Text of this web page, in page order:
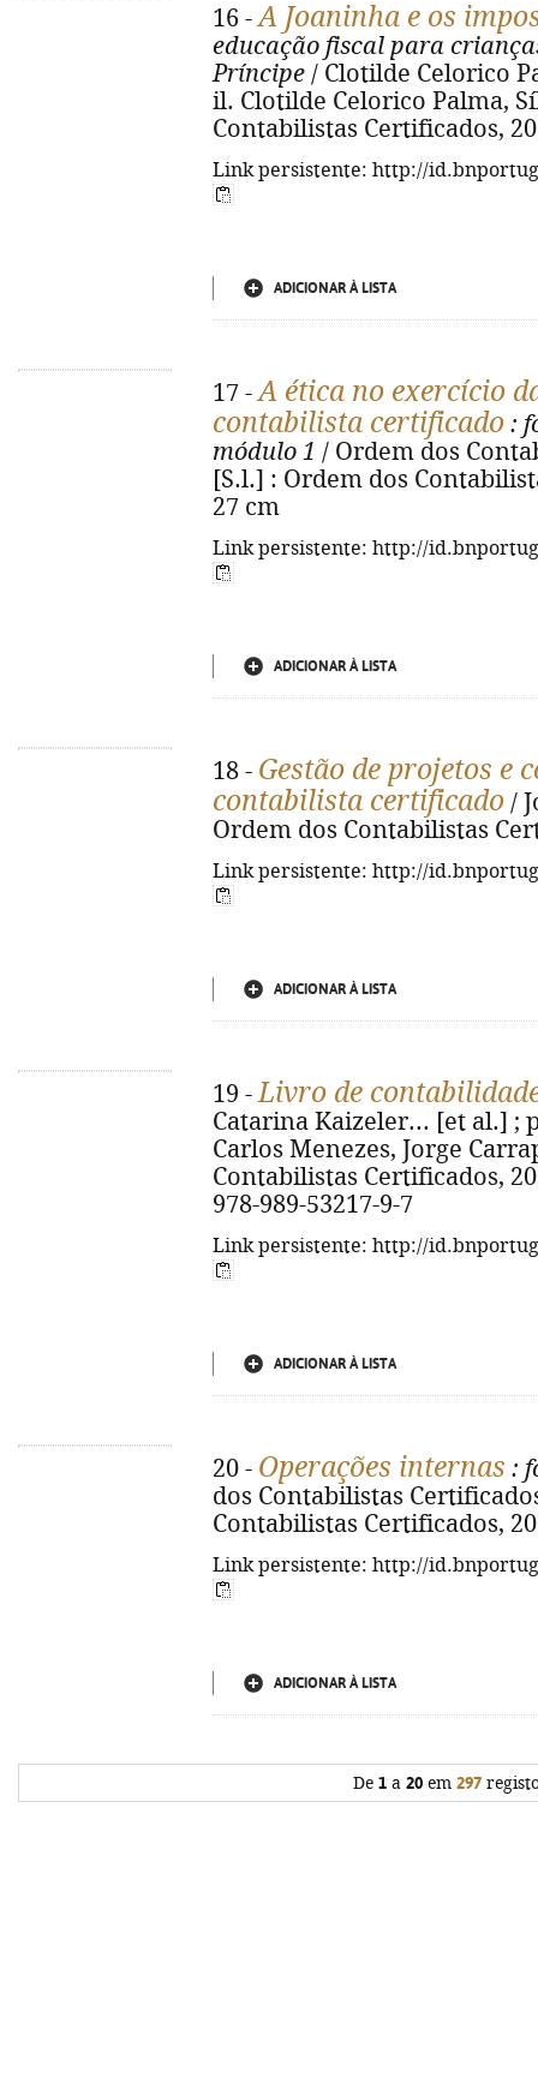
16 -A Joaninha e os
educação fiscal para
Príncipe / Clotilde Celorico
il. Clotilde Celorico Palma,
Contabilistas Certificados,
Link persistente: http://
ADICIONAR À LISTA
17 -A ética no exercício
contabilista certificado :
módulo 1 / Ordem dos
[S.l.] : Ordem dos
27 cm
Link persistente: http://
ADICIONAR À LISTA
18 - Gestão de projetos e
contabilista certificado /
Ordem dos Contabilistas
Link persistente: http://
ADICIONAR À LISTA
19 -Livro de
Catarina Kaizeler... [et al.] ;
Carlos Menezes, Jorge
Contabilistas Certificados,
978-989-53217-9-7
Link persistente: http://
ADICIONAR À LISTA
20 - Operações internas :
dos Contabilistas
Contabilistas Certificados,
Link persistente: http://
ADICIONAR À LISTA
De 1 a 20 em 297